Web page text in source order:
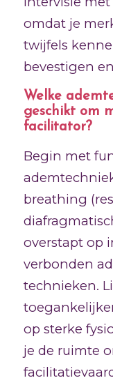
omdat je
twijfels
bevestigen
Welke
geschikt om
facilitator?
Begin met
breathing
overstapt op
verbonden
technieken.
op sterke
je de ruimte